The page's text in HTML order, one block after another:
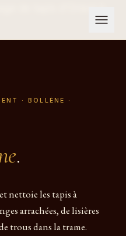
· BOLLÈNE ·
.
nettoie les tapis à
arrachées, de lisières
trous dans la trame.